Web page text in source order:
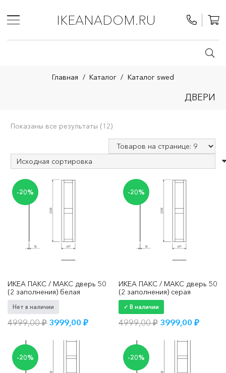
IKEANADOM.RU
Главная / Каталог / Каталог swed
ДВЕРИ
Показаны все результаты (12)
-20%
ИКЕА ПАКС / МАКС дверь 50
(2 заполнения) белая
Нет в наличии
4999,00₽ Первоначальная
4999,00 ₽.
3999,00₽Текущая
3999,00 ₽.
-20%
ИКЕА ПАКС / МАКС дверь 50
(2 заполнения) серая
✓ В наличии
4999,00₽
4999,00 ₽.
3999,00₽
-20% -20%